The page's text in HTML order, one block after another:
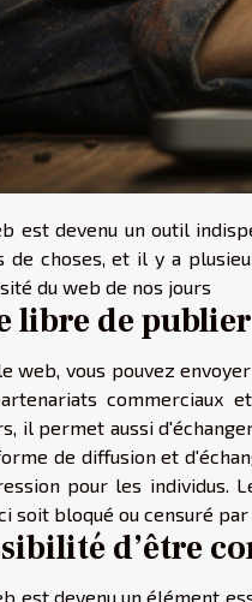
est devenu un outil
de choses, et il y a
du web de nos jours
libre de
web, vous pouvez
commerciaux
il permet aussi
de diffusion et
pour les individus.
soit bloqué ou censuré
d’être
est devenu un élément